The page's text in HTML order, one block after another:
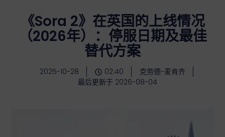
《Sora 2》在英国的上线情况
（2026年）：停服日期及最佳
替代方案
2025-10-28 02:40
克劳德-麦肯齐
最后更新于 2026-08-04